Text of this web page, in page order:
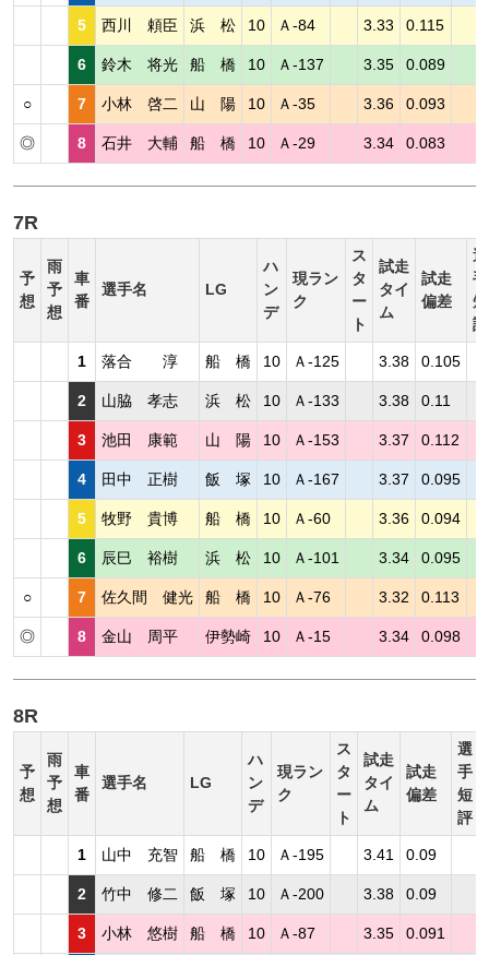
5 西川 頼臣 浜 松 10 Ａ-84 3.33 0.115
6 鈴木 将光 船 橋 10 Ａ-137 3.35 0.089
○ 7 小林 啓二 山 陽 10 Ａ-35 3.36 0.093
◎ 8 石井 大輔 船 橋 10 Ａ-29 3.34 0.083
7R
予
想
雨
予
想
車
番
選手名 LG
ハ
ン
デ
現ラン
ク
ス
タ
ー
ト
試走
タイ
ム
試走
偏差
選
手
短
評
1 落合 淳 船 橋 10 Ａ-125 3.38 0.105
2 山脇 孝志 浜 松 10 Ａ-133 3.38 0.11
3 池田 康範 山 陽 10 Ａ-153 3.37 0.112
4 田中 正樹 飯 塚 10 Ａ-167 3.37 0.095
5 牧野 貴博 船 橋 10 Ａ-60 3.36 0.094
6 辰巳 裕樹 浜 松 10 Ａ-101 3.34 0.095
○ 7 佐久間 健光 船 橋 10 Ａ-76 3.32 0.113
◎ 8 金山 周平 伊勢崎 10 Ａ-15 3.34 0.098
8R
予
想
雨
予
想
車
番
選手名 LG
ハ
ン
デ
現ラン
ク
ス
タ
ー
ト
試走
タイ
ム
試走
偏差
選
手
短
評
1 山中 充智 船 橋 10 Ａ-195 3.41 0.09
2 竹中 修二 飯 塚 10 Ａ-200 3.38 0.09
3 小林 悠樹 船 橋 10 Ａ-87 3.35 0.091